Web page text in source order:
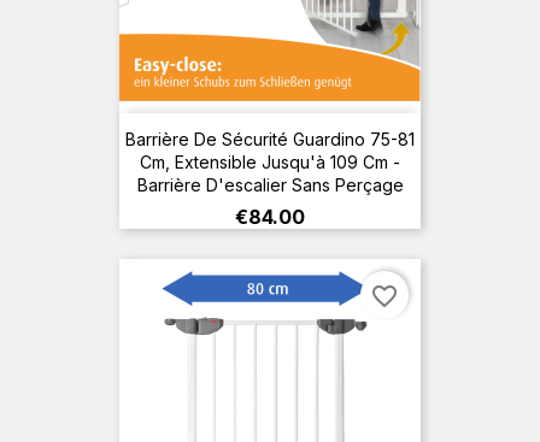
Barrière De Sécurité Guardino 75-81
Cm, Extensible Jusqu'à 109 Cm -
Barrière D'escalier Sans Perçage
Price
€84.00
favorite_border